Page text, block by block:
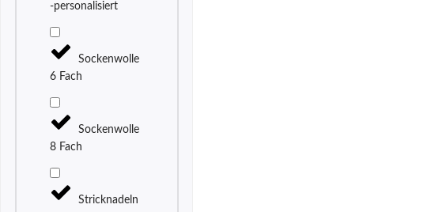
-personalisiert
Sockenwolle
6 Fach
Sockenwolle
8 Fach
Stricknadeln